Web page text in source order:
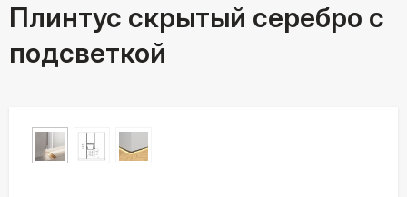
Плинтус скрытый серебро с
подсветкой